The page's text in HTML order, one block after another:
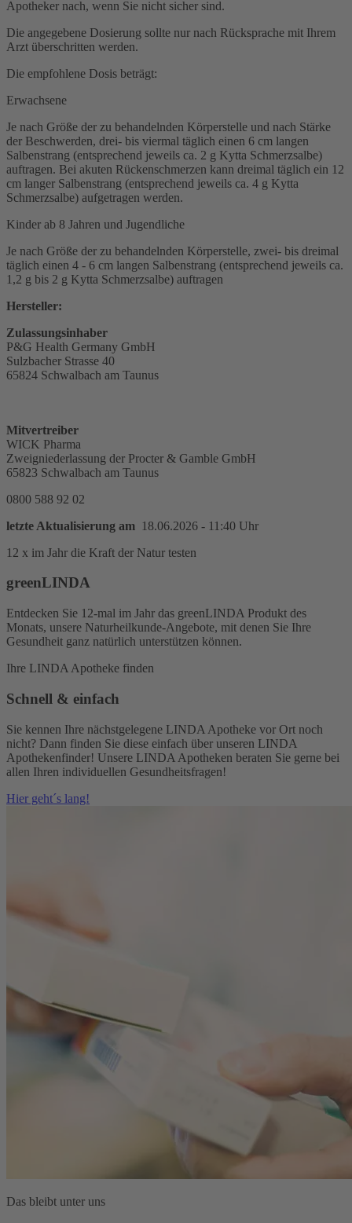
Apotheker nach, wenn Sie nicht sicher sind.
Die angegebene Dosierung sollte nur nach Rücksprache mit Ihrem
Arzt überschritten werden.
Die empfohlene Dosis beträgt:
Erwachsene
Je nach Größe der zu behandelnden Körperstelle und nach Stärke
der Beschwerden, drei- bis viermal täglich einen 6 cm langen
Salbenstrang (entsprechend jeweils ca. 2 g Kytta Schmerzsalbe)
auftragen. Bei akuten Rückenschmerzen kann dreimal täglich ein 12
cm langer Salbenstrang (entsprechend jeweils ca. 4 g Kytta
Schmerzsalbe) aufgetragen werden.
Kinder ab 8 Jahren und Jugendliche
Je nach Größe der zu behandelnden Körperstelle, zwei- bis dreimal
täglich einen 4 - 6 cm langen Salbenstrang (entsprechend jeweils ca.
1,2 g bis 2 g Kytta Schmerzsalbe) auftragen
Hersteller:
Zulassungsinhaber
P&G Health Germany GmbH
Sulzbacher Strasse 40
65824 Schwalbach am Taunus
Mitvertreiber
WICK Pharma
Zweigniederlassung der Procter & Gamble GmbH
65823 Schwalbach am Taunus
0800 588 92 02
letzte Aktualisierung am 18.06.2026 - 11:40 Uhr
12 x im Jahr die Kraft der Natur testen
greenLINDA
Entdecken Sie 12-mal im Jahr das greenLINDA Produkt des
Monats, unsere Naturheilkunde-Angebote, mit denen Sie Ihre
Gesundheit ganz natürlich unterstützen können.
Ihre LINDA Apotheke finden
Schnell & einfach
Sie kennen Ihre nächstgelegene LINDA Apotheke vor Ort noch
nicht? Dann finden Sie diese einfach über unseren LINDA
Apothekenfinder! Unsere LINDA Apotheken beraten Sie gerne bei
allen Ihren individuellen Gesundheitsfragen!
Hier geht´s lang!
Das bleibt unter uns